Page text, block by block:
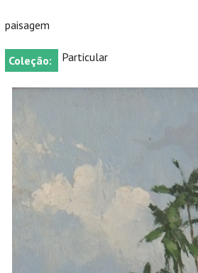
paisagem
Coleção: Particular